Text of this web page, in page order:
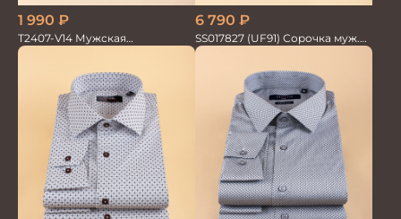
1 990 ₽
T2407-V14 Мужская
текстильная рубашка /
6 790 ₽
SS017827 (UF91) Сорочка муж.
дл. рук. GROSTYLE TRENDY